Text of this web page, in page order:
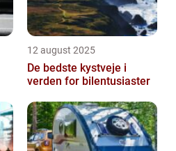
12 august 2025
De bedste kystveje i
verden for bilentusiaster